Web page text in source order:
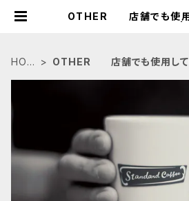
OTHER 店舗でも使用
HOM
OTHER 店舗でも使用して